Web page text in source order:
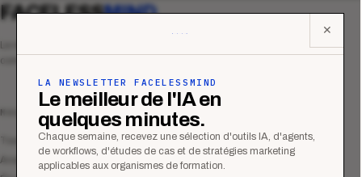
✕
LA NEWSLETTER FACELESSMIND
Le meilleur de l'IA en
quelques minutes.
Chaque semaine, recevez une sélection d'outils IA, d'agents,
de workflows, d'études de cas et de stratégies marketing
applicables aux organismes de formation.
FACELESSMIND
Le média qui mesurent la performance
commerciale des organismes de formation.
MAGAZINE
Tous les articles
Analyses